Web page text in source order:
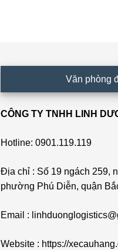
Văn phòng
CÔNG TY TNHH LINH
Hotline: 0901.119.119
Địa chỉ : Số 19 ngách 259,
phường Phú Diễn, quận
Email :
Website : https://